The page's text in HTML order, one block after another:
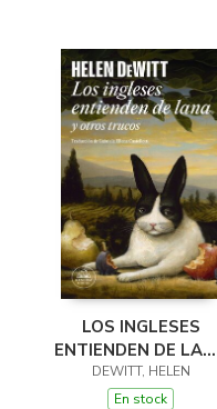
LOS INGLESES
ENTIENDEN DE LANA
(Y OTROS TRUCOS)
DEWITT, HELEN
En stock